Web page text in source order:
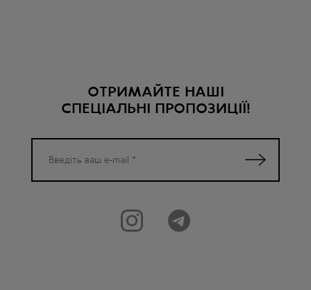
ОТРИМАЙТЕ НАШІ
СПЕЦІАЛЬНІ ПРОПОЗИЦІЇ!